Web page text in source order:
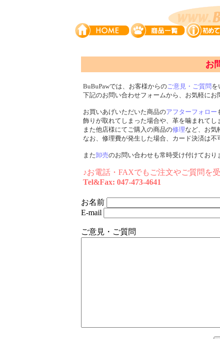
お
BuBuPawでは、お客様からのご意見・ご質問 を
下記のお問い合わせフォームから、お気軽にお
お買いあげいただいた商品のアフターフォロー
飾りが取れてしまった場合や、革を噛まれてし
また他店様にてご購入の商品の修理など、お気
なお、修理費が発生した場合、カード決済は
また卸売のお問い合わせも常時受け付けてお
♪お電話・FAXでもご注文やご質問を
Tel&Fax: 047-473-4641
お名前
E-mail
ご意見・ご質問